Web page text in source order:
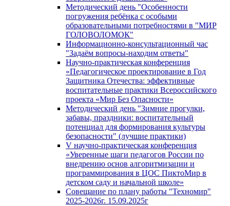
Методический день "Особенности
погружения ребёнка с особыми
образовательными потребностями в "МИР
ГОЛОВОЛОМОК"
Информационно-консультационный час
"Задаём вопросы-находим ответы"
Научно-практическая конференция
«Педагогическое проектирование в Год
Защитника Отечества: эффективные
воспитательные практики Всероссийского
проекта «Мир Без Опасности»
Методический день "Зимние прогулки,
забавы, праздники: воспитательный
потенциал для формирования культуры
безопасности" (лучшие практики)
V научно-практическая конференция
«Уверенные шаги педагогов России по
внедрению основ алгоритмизации и
программирования в ЦОС ПиктоМир в
детском саду и начальной школе»
Совещание по плану работы "Техномир"
2025-2026г. 15.09.2025г